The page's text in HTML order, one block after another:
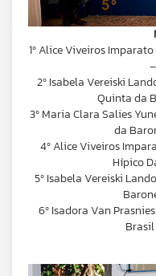
1º Alice Viveiros
2º Isabela Vereiski
Quinta da
3º Maria Clara Salies
da
4º Alice Viveiros
Hípico
5º Isabela Vereiski
6º Isadora Van
Brasil